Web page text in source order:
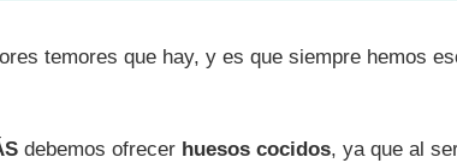
temores que hay, y es que siempre hemos
debemos ofrecer huesos cocidos, ya que al